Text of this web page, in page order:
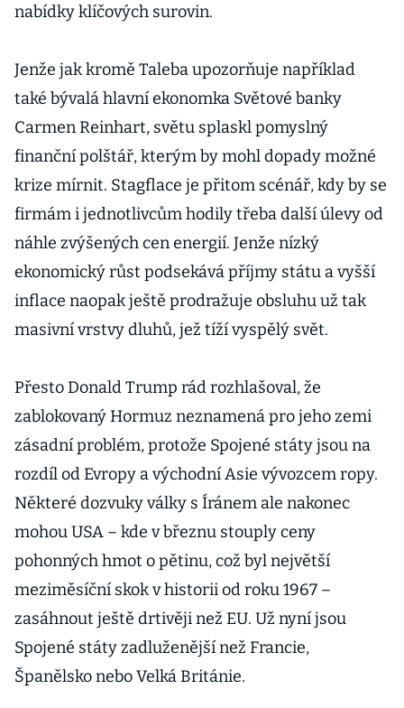
nabídky klíčových surovin.
Jenže jak kromě Taleba upozorňuje například
také bývalá hlavní ekonomka Světové banky
Carmen Rein­hart, světu splaskl pomyslný
finanční polštář, kterým by mohl dopady možné
krize mírnit. Stagflace je přitom scénář, kdy by se
firmám i jednotlivcům hodily třeba další úlevy od
náhle zvýšených cen energií. Jenže nízký
ekonomický růst podsekává příjmy státu a vyšší
inflace naopak ještě prodražuje obsluhu už tak
masivní vrstvy dluhů, jež tíží vyspělý svět.
Přesto Donald Trump rád rozhlašoval, že
zablokovaný Hormuz neznamená pro jeho zemi
zásadní problém, protože Spojené státy jsou na
rozdíl od Evropy a východní Asie vývozcem ropy.
Některé dozvuky války s Íránem ale nakonec
mohou USA – kde v březnu stouply ceny
pohonných hmot o pětinu, což byl největší
meziměsíční skok v historii od roku 1967 –
zasáhnout ještě drtivěji než EU. Už nyní jsou
Spojené státy zadluženější než Francie,
Španělsko nebo Velká Británie.